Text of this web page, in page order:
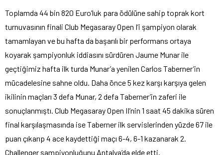
Toplamda 44 bin 820 Euro’luk para ödülüne sahip toprak kort
turnuvasının finali Club Megasaray Open I’i şampiyon olarak
tamamlayan ve bu hafta da başarılı bir performans ortaya
koyarak şampiyonluk iddiasını sürdüren Jaume Munar ile
geçtiğimiz hafta ilk turda Munar’a yenilen Carlos Taberner’in
mücadelesine sahne oldu. Daha önce 5 kez karşı karşıya gelen
ikilinin maçları 3 defa Munar, 2 defa Taberner’in zaferi ile
sonuçlanmıştı. Club Megasaray Open II’nin 1 saat 45 dakika süren
final karşılaşmasında ise Taberner ilk servislerinden yüzde 67 ile
puan çıkarıp 4 ace kaydettiği maçı 6-4, 6-1 kazanarak 2.
Challenger şampiyonluğunu Antalya’da elde etti.